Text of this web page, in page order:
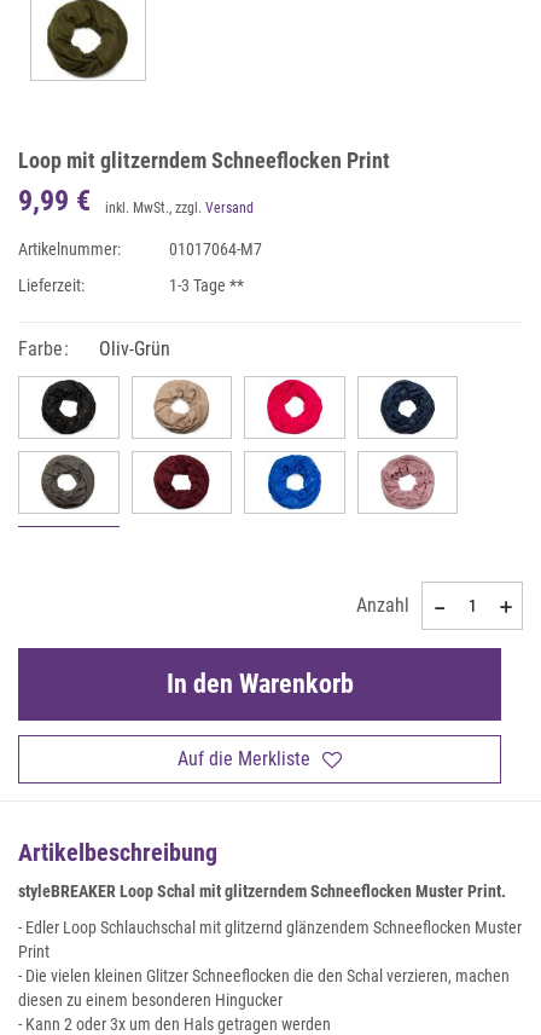
Loop mit glitzerndem Schneeflocken Print
9,99 € inkl. MwSt., zzgl. Versand
Artikelnummer:
01017064-M7
Lieferzeit:
1-3 Tage **
Farbe: Oliv-Grün
Anzahl
Auf die Merkliste
In den Warenkorb
Artikelbeschreibung
styleBREAKER Loop Schal mit glitzerndem Schneeflocken Muster Print.
- Edler Loop Schlauchschal mit glitzernd glänzendem Schneeflocken Muster
Print
- Die vielen kleinen Glitzer Schneeflocken die den Schal verzieren, machen
diesen zu einem besonderen Hingucker
- Kann 2 oder 3x um den Hals getragen werden